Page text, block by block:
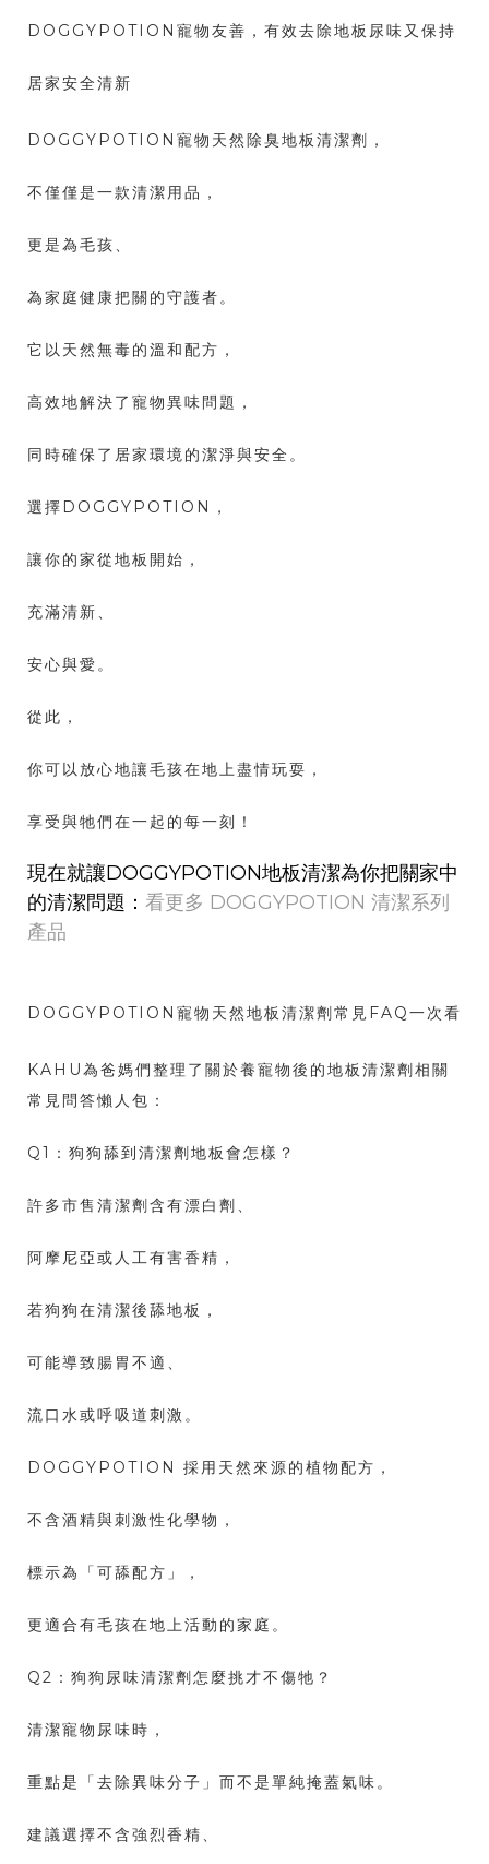
DOGGYPOTION寵物友善，有效去除地板尿味又保持
居家安全清新
DOGGYPOTION寵物天然除臭地板清潔劑，
不僅僅是一款清潔用品，
更是為毛孩、
為家庭健康把關的守護者。
它以天然無毒的溫和配方，
高效地解決了寵物異味問題，
同時確保了居家環境的潔淨與安全。
選擇DOGGYPOTION，
讓你的家從地板開始，
充滿清新、
安心與愛。
從此，
你可以放心地讓毛孩在地上盡情玩耍，
享受與牠們在一起的每一刻！
現在就讓DOGGYPOTION地板清潔為你把關家中
的清潔問題： 看更多 DOGGYPOTION 清潔系列
產品
DOGGYPOTION寵物天然地板清潔劑常見FAQ一次看
KAHU為爸媽們整理了關於養寵物後的地板清潔劑相關
常見問答懶人包：
Q1：狗狗舔到清潔劑地板會怎樣？
許多市售清潔劑含有漂白劑、
阿摩尼亞或人工有害香精，
若狗狗在清潔後舔地板，
可能導致腸胃不適、
流口水或呼吸道刺激。
DOGGYPOTION 採用天然來源的植物配方，
不含酒精與刺激性化學物，
標示為「可舔配方」，
更適合有毛孩在地上活動的家庭。
Q2：狗狗尿味清潔劑怎麼挑才不傷牠？
清潔寵物尿味時，
重點是「去除異味分子」而不是單純掩蓋氣味。
建議選擇不含強烈香精、